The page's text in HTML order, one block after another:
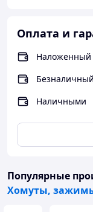
продукцию.
удобные
и хорошие
представленного
Оплата и
Наложенный
Наличными
Популярные
Хомуты,